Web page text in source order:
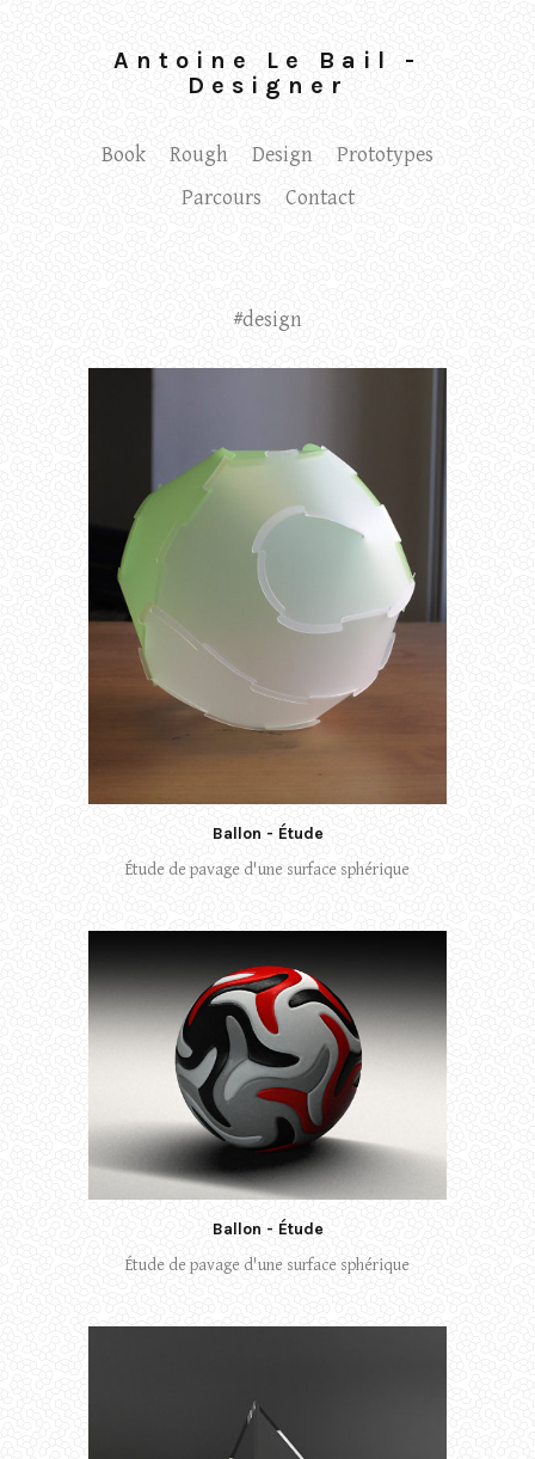
Antoine Le Bail -
Designer
Book Rough Design
Prototypes
Parcours
Contact
#design
Ballon - Étude
Étude de pavage d'une surface sphérique
Ballon - Étude
Étude de pavage d'une surface sphérique